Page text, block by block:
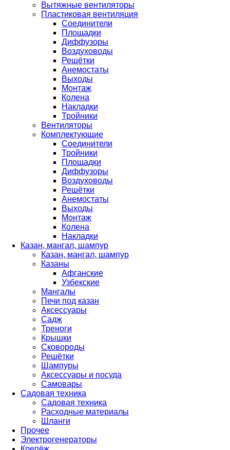
Вытяжные вентиляторы
Пластиковая вентиляция
Соединители
Площадки
Диффузоры
Воздуховоды
Решётки
Анемостаты
Выходы
Монтаж
Колена
Накладки
Тройники
Вентиляторы
Комплектующие
Соединители
Тройники
Площадки
Диффузоры
Воздуховоды
Решётки
Анемостаты
Выходы
Монтаж
Колена
Накладки
Казан, мангал, шампур
Казан, мангал, шампур
Казаны
Афганские
Узбекские
Мангалы
Печи под казан
Аксессуары
Садж
Треноги
Крышки
Сковороды
Решётки
Шампуры
Аксессуары и посуда
Самовары
Садовая техника
Садовая техника
Расходные материалы
Шланги
Прочее
Электрогенераторы